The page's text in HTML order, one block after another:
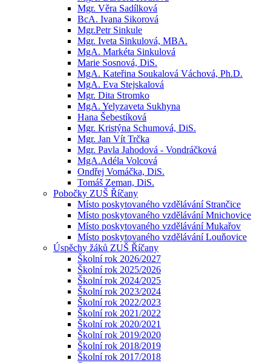
Mgr. Věra Sadílková
BcA. Ivana Sikorová
Mgr.Petr Sinkule
Mgr. Iveta Sinkulová, MBA.
MgA. Markéta Sinkulová
Marie Sosnová, DiS.
MgA. Kateřina Soukalová Váchová, Ph.D.
MgA. Eva Stejskalová
Mgr. Dita Stromko
MgA. Yelyzaveta Sukhyna
Hana Šebestíková
Mgr. Kristýna Schumová, DiS.
Mgr. Jan Vít Trčka
Mgr. Pavla Jahodová - Vondráčková
MgA.Adéla Volcová
Ondřej Vomáčka, DiS.
Tomáš Zeman, DiS.
Pobočky ZUŠ Říčany
Místo poskytovaného vzdělávání Strančice
Místo poskytovaného vzdělávání Mnichovice
Místo poskytovaného vzdělávání Mukařov
Místo poskytovaného vzdělávání Louňovice
Úspěchy žáků ZUŠ Říčany
Školní rok 2026/2027
Školní rok 2025/2026
Školní rok 2024/2025
Školní rok 2023/2024
Školní rok 2022/2023
Školní rok 2021/2022
Školní rok 2020/2021
Školní rok 2019/2020
Školní rok 2018/2019
Školní rok 2017/2018